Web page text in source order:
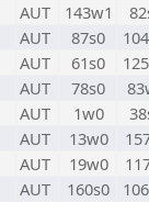
AUT 143w1
AUT 87s0
AUT 61s0
AUT 78s0
AUT 1w0
AUT 13w0
AUT 19w0
AUT 160s0